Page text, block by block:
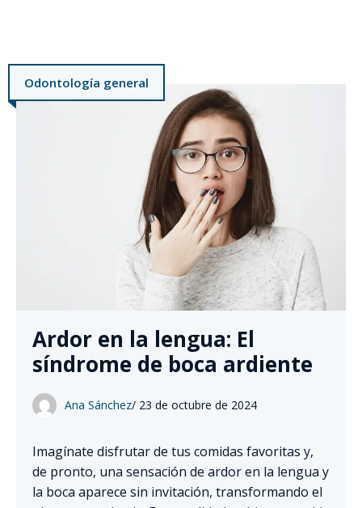
Odontología general
Ardor en la lengua: El
síndrome de boca ardiente
Ana Sánchez/ 23 de octubre de 2024
Imagínate disfrutar de tus comidas favoritas y,
de pronto, una sensación de ardor en la lengua y
la boca aparece sin invitación, transformando el